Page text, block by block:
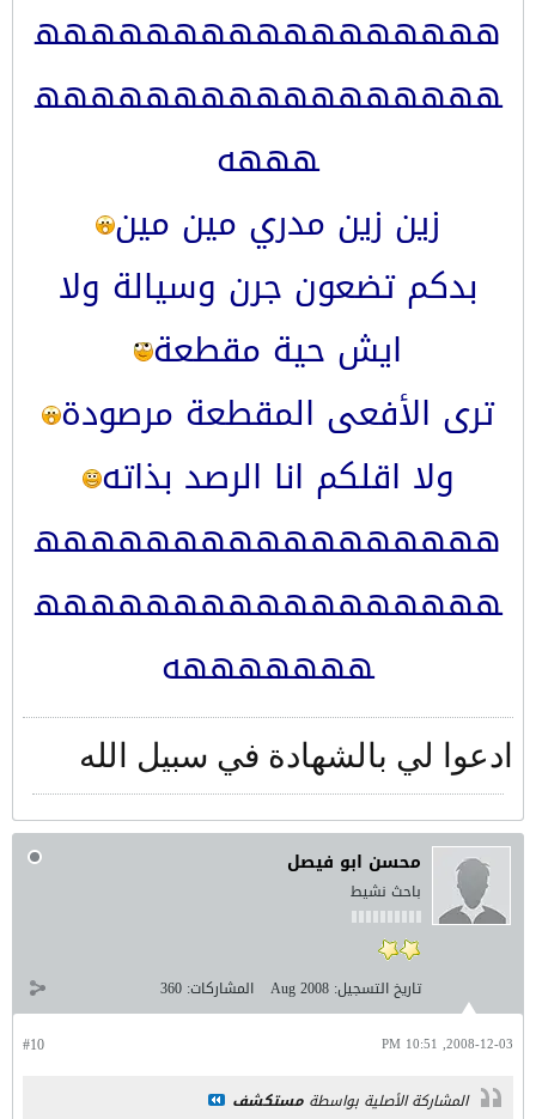
ههههههههههههههههه
ههههههههههههههههه
هههه
زين زين مدري مين مين
بدكم تضعون جرن وسيالة ولا
ايش حية مقطعة
ترى الأفعى المقطعة مرصودة
ولا اقلكم انا الرصد بذاته
ههههههههههههههههه
ههههههههههههههههه
هههههههه
ادعوا لي بالشهادة في سبيل الله
محسن ابو فيصل
باحث نشيط
تاريخ التسجيل: Aug 2008 المشاركات: 360
#10 2008-12-03, 10:51 PM
المشاركة الأصلية بواسطة مستكشف